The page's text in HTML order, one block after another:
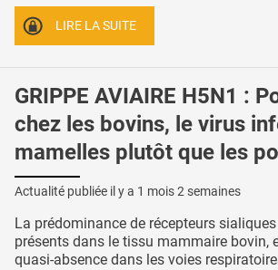
LIRE LA SUITE
GRIPPE AVIAIRE H5N1 :
chez les bovins, le virus
mamelles plutôt que les
Actualité publiée il y a 1 mois 2 semaines
La prédominance de récepteurs sialiques
présents dans le tissu mammaire bovin,
quasi-absence dans les voies